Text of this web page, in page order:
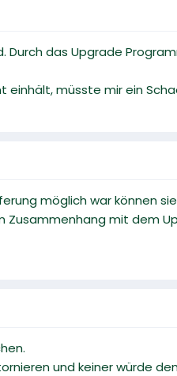
Durch das Upgrade
einhält, müsste mir ein
möglich war können
Zusammenhang mit dem
und keiner würde